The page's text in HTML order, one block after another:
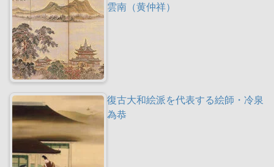
雲南（黄仲祥）
復古大和絵派を代表する絵師・冷泉
為恭